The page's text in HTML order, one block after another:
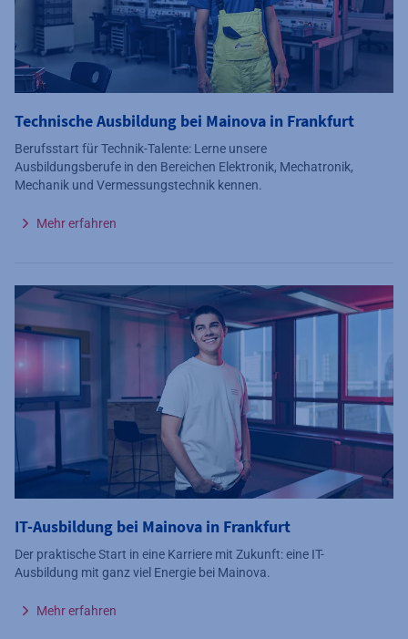
Technische Ausbildung bei Mainova in Frankfurt
Berufsstart für Technik-Talente: Lerne unsere
Ausbildungsberufe in den Bereichen Elektronik, Mechatronik,
Mechanik und Vermessungstechnik kennen.
Mehr erfahren
IT-Ausbildung bei Mainova in Frankfurt
Der praktische Start in eine Karriere mit Zukunft: eine IT-
Ausbildung mit ganz viel Energie bei Mainova.
Mehr erfahren